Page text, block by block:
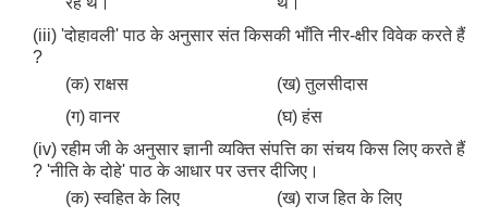
(iii) 'दोहावली' पाठ के अनुसार संत किसकी भाँति नीर-क्षीर विवेक करते हैं
?
(क) राक्षस
(ख) तुलसीदास
(ग) वानर
(घ) हंस
(iv) रहीम जी के अनुसार ज्ञानी व्यक्ति संपत्ति का संचय किस लिए करते हैं
? 'नीति के दोहे' पाठ के आधार पर उत्तर दीजिए।
(क) स्वहित के लिए
(ख) राज हित के लिए